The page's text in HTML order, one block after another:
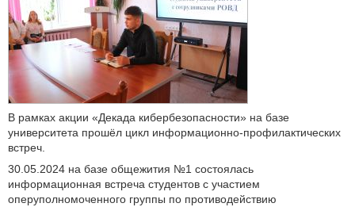
В рамках акции «Декада кибербезопасности» на базе
университета прошёл цикл информационно-профилактических
встреч.
30.05.2024 на базе общежития №1 состоялась
информационная встреча студентов с участием
оперуполномоченного группы по противодействию